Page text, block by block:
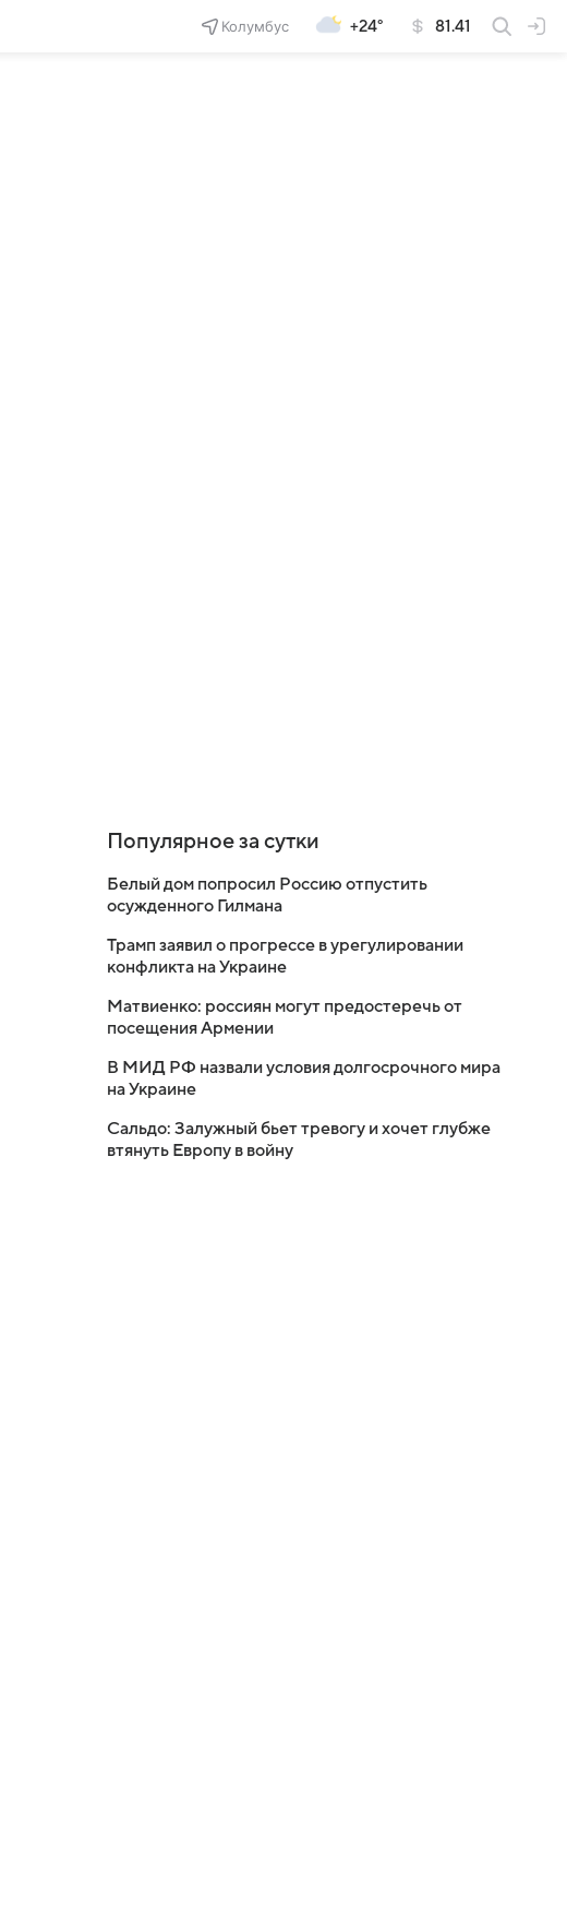
Колумбус +24° 81.41
Популярное за сутки
Белый дом попросил Россию отпустить
осужденного Гилмана
Трамп заявил о прогрессе в урегулировании
конфликта на Украине
Матвиенко: россиян могут предостеречь от
посещения Армении
В МИД РФ назвали условия долгосрочного мира
на Украине
Сальдо: Залужный бьет тревогу и хочет глубже
втянуть Европу в войну